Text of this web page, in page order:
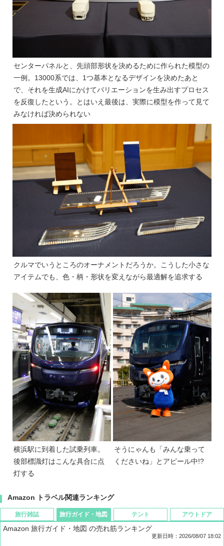
センターパネルと、先頭部形状を決めるために作られた模型の
一例。13000系では、1つ基本となるデザインを決めたあと
で、それを生成AIにかけてバリエーションを生み出すプロセス
を反復したという。とはいえ最後は、実際に模型を作って見て
みなければ決められない
クルマでいうところのオーナメントだろうか。こうした小さな
アイテムでも、色・柄・形状を変えながら最適解を追求する
横浜駅に到着した試乗列車。
後部標識灯はこんな具合に点
灯する
そうにゃんも「みんな乗って
くださいね」とアピール中!?
Amazon トラベル関連ランキング
旅行雑誌 旅行ガイド・地図
Amazon 旅行ガイド・地図 の売れ筋ランキング
更新日時：2026/08/07 18:02
テント アウトドア